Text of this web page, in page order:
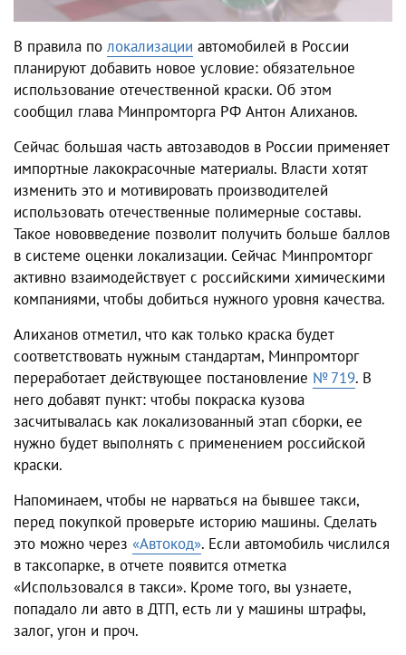
В правила по локализации автомобилей в России
планируют добавить новое условие: обязательное
использование отечественной краски. Об этом
сообщил глава Минпромторга РФ Антон Алиханов.
Сейчас большая часть автозаводов в России применяет
импортные лакокрасочные материалы. Власти хотят
изменить это и мотивировать производителей
использовать отечественные полимерные составы.
Такое нововведение позволит получить больше баллов
в системе оценки локализации. Сейчас Минпромторг
активно взаимодействует с российскими химическими
компаниями, чтобы добиться нужного уровня качества.
Алиханов отметил, что как только краска будет
соответствовать нужным стандартам, Минпромторг
переработает действующее постановление № 719. В
него добавят пункт: чтобы покраска кузова
засчитывалась как локализованный этап сборки, ее
нужно будет выполнять с применением российской
краски.
Напоминаем, чтобы не нарваться на бывшее такси,
перед покупкой проверьте историю машины. Сделать
это можно через «Автокод». Если автомобиль числился
в таксопарке, в отчете появится отметка
«Использовался в такси». Кроме того, вы узнаете,
попадало ли авто в ДТП, есть ли у машины штрафы,
залог, угон и проч.